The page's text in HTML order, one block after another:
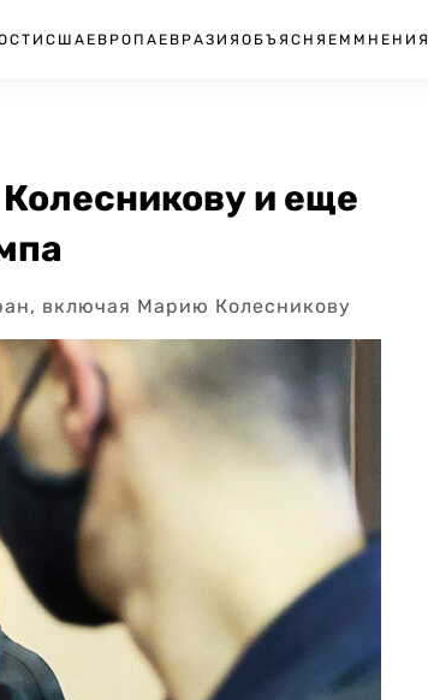
США ЕВРОПА ЕВРАЗИЯ ОБЪЯСНЯЕМ МНЕНИЯ
и еще
включая Марию Колесникову